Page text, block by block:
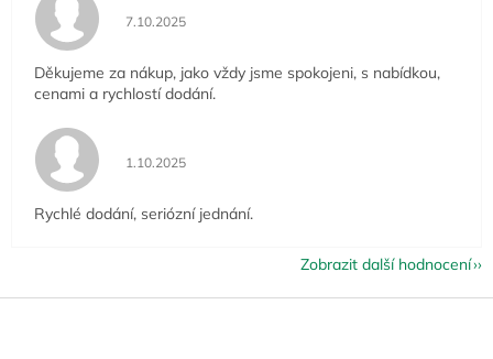
Hodnocení obchodu je 5 z 5 hvězdiček.
7.10.2025
Děkujeme za nákup, jako vždy jsme spokojeni, s nabídkou,
cenami a rychlostí dodání.
Hodnocení obchodu je 5 z 5 hvězdiček.
1.10.2025
Rychlé dodání, seriózní jednání.
Zobrazit další hodnocení